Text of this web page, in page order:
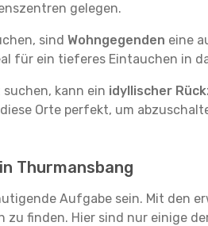
gelegen.
sind Wohngegenden eine
für ein tieferes Eintauchen in
kann ein idyllischer
Orte perfekt, um
Thurmansbang
Aufgabe sein. Mit den
finden. Hier sind nur einige